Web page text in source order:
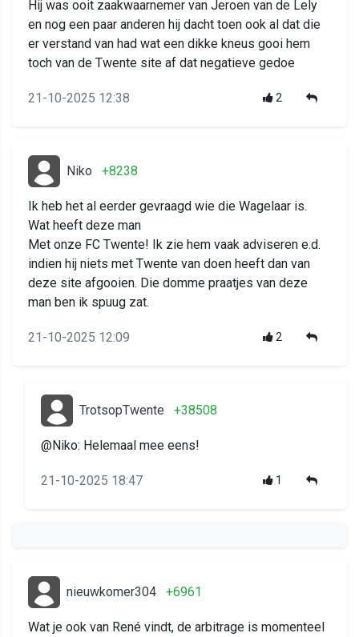
Hij was ooit zaakwaarnemer van Jeroen van de Lely
en nog een paar anderen hij dacht toen ook al dat die
er verstand van had wat een dikke kneus gooi hem
toch van de Twente site af dat negatieve gedoe
21-10-2025 12:38 2
Niko +8238
Ik heb het al eerder gevraagd wie die Wagelaar is.
Wat heeft deze man
Met onze FC Twente! Ik zie hem vaak adviseren e.d.
indien hij niets met Twente van doen heeft dan van
deze site afgooien. Die domme praatjes van deze
man ben ik spuug zat.
21-10-2025 12:09 2
TrotsopTwente +38508
@Niko: Helemaal mee eens!
21-10-2025 18:47 1
nieuwkomer304 +6961
Wat je ook van René vindt, de arbitrage is momenteel